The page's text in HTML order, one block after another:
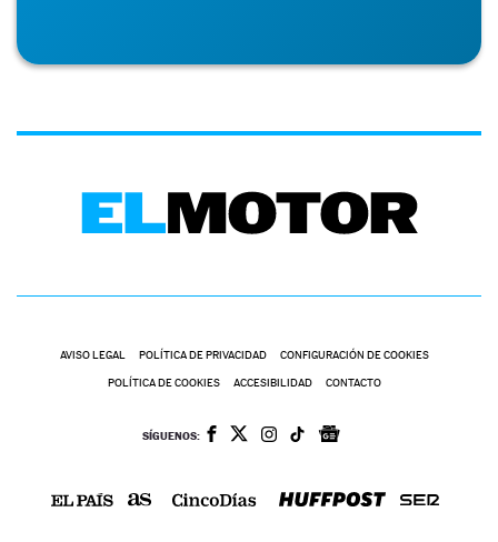
AVISO LEGAL POLÍTICA DE PRIVACIDAD CONFIGURACIÓN DE COOKIES
POLÍTICA DE COOKIES ACCESIBILIDAD CONTACTO
SÍGUENOS: